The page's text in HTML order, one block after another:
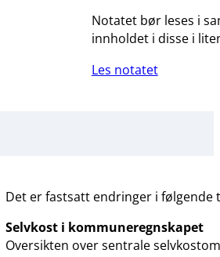
Notatet bør leses i
innholdet i disse i
Les notatet
Det er fastsatt endringer i følgende
Selvkost i kommuneregnskapet
Oversikten over sentrale